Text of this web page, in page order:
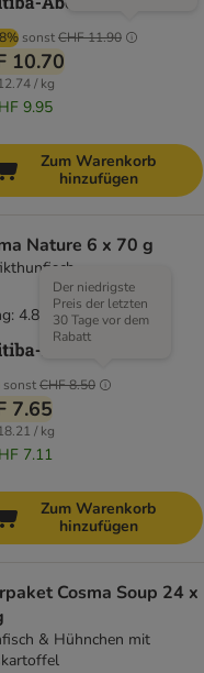
sonstCHF 11.90
10.70
/ kg
9.95
Zum Warenkorb
hinzufügen
Nature 6 x 70 g
sonstCHF 8.50
Der niedrigste
Preis der letzten
30 Tage vor dem
Rabatt
7.65
/ kg
7.11
4.8/5 (170
Zum Warenkorb
hinzufügen
Cosma Soup 24 x
& Hühnchen mit